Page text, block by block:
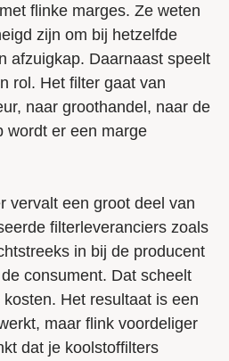
flinke marges. Ze weten
zijn om bij hetzelfde
afzuigkap. Daarnaast speelt
rol. Het filter gaat van
naar groothandel, naar de
wordt er een marge
vervalt een groot deel van
filterleveranciers zoals
in bij de producent
consument. Dat scheelt
Het resultaat is een
maar flink voordeliger
dat je koolstoffilters